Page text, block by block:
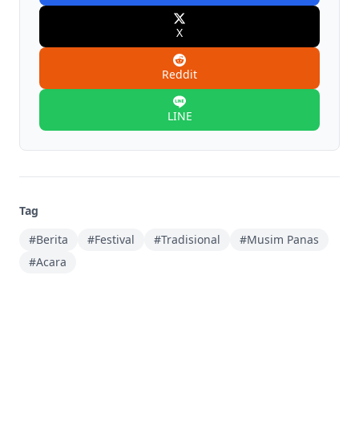
X
Reddit
LINE
Tag
#Berita
#Festival #Tradisional
#Musim Panas
#Acara